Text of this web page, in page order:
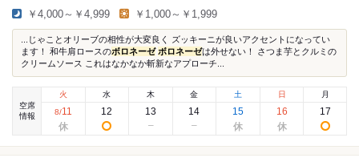
￥4,000～￥4,999 ￥1,000～￥1,999
...じゃことオリーブの相性が大変良く ズッキーニが良いアクセントになってい
ます！ 和牛肩ロースのボロネーゼ ボロネーゼは外せない！ さつま芋とクルミの
クリームソース これはなかなか斬新なアプローチ...
空席
情報
火
8/11
水
12
木
13
金
14
土
15
日
16
月
17